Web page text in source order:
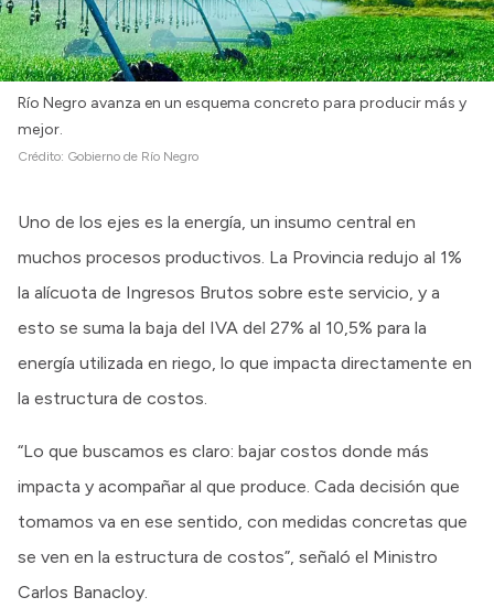
Río Negro avanza en un esquema concreto para producir más y
mejor.
Crédito: Gobierno de Río Negro
Uno de los ejes es la energía, un insumo central en
muchos procesos productivos. La Provincia redujo al 1%
la alícuota de Ingresos Brutos sobre este servicio, y a
esto se suma la baja del IVA del 27% al 10,5% para la
energía utilizada en riego, lo que impacta directamente en
la estructura de costos.
“Lo que buscamos es claro: bajar costos donde más
impacta y acompañar al que produce. Cada decisión que
tomamos va en ese sentido, con medidas concretas que
se ven en la estructura de costos”, señaló el Ministro
Carlos Banacloy.